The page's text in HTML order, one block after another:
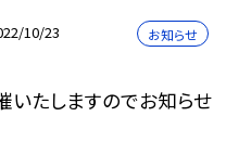
10/23 お知らせ
いたしますのでお知らせ